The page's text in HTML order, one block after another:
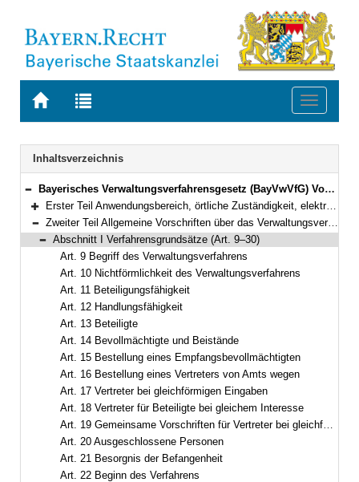
Zur
BAYERN.RECHT
Zur
letzten
Suche
Toggle
Navigation
Inhaltsverzeichnis
Bereich reduzieren
Bayerisches Verwaltungsverfahrensgesetz (BayVwVfG) Vom 23. Dezember 1976 (BayRS II S. 213) BayRS 2010-1-I (Art. 1–99)
Bereich erweitern
Erster Teil Anwendungsbereich, örtliche Zuständigkeit, elektronische Kommunikation, Amtshilfe, europäische Verwaltungszusammenarbeit (Art. 1–8e)
Bereich reduzieren
Zweiter Teil Allgemeine Vorschriften über das Verwaltungsverfahren (Art. 9–34)
Bereich reduzieren
Abschnitt I Verfahrensgrundsätze (Art. 9–30)
Art. 9 Begriff des Verwaltungsverfahrens
Art. 10 Nichtförmlichkeit des Verwaltungsverfahrens
Art. 11 Beteiligungsfähigkeit
Art. 12 Handlungsfähigkeit
Art. 13 Beteiligte
Art. 14 Bevollmächtigte und Beistände
Art. 15 Bestellung eines Empfangsbevollmächtigten
Art. 16 Bestellung eines Vertreters von Amts wegen
Art. 17 Vertreter bei gleichförmigen Eingaben
Art. 18 Vertreter für Beteiligte bei gleichem Interesse
Art. 19 Gemeinsame Vorschriften für Vertreter bei gleichförmigen Eingaben und bei gleichem Interesse
Art. 20 Ausgeschlossene Personen
Art. 21 Besorgnis der Befangenheit
Art. 22 Beginn des Verfahrens